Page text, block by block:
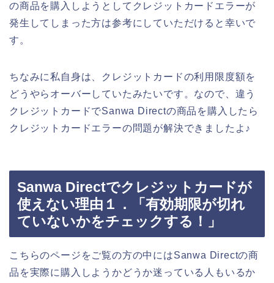
の商品を購入しようとしてクレジットカードエラーが
発生してしまった方は参考にしていただけると幸いで
す。
ちなみに私自身は、クレジットカードの利用限度額を
どうやらオーバーしていたみたいです。なので、違う
クレジットカードでSanwa Directの商品を購入したら
クレジットカードエラーの問題が解決できましたよ♪
Sanwa Directでクレジットカードが
使えない理由１．「有効期限が切れ
ていないかをチェックする！」
こちらのページをご覧の方の中にはSanwa Directの商
品を実際に購入しようかどうか迷っている人もいるか